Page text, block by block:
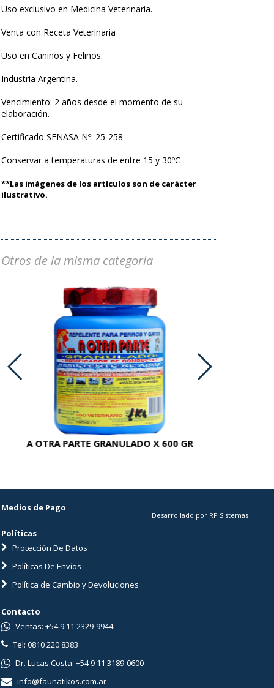
Uso exclusivo en Medicina Veterinaria.
Venta con Receta Veterinaria
Uso en Caninos y Felinos.
Industria Argentina.
Vencimiento: 2 años desde el momento de su
elaboración.
Certificado SENASA Nº: 25-258
Conservar a temperaturas de entre 15 y 30ºC
**Las imágenes de los artículos son de carácter
ilustrativo.
Otros de la misma categoria
A OTRA PARTE GRANULADO X 600 GR
Medios de Pago
Políticas
Protección De Datos
Políticas De Envíos
Política de Cambio y Devoluciones
Desarrollado por RP Sistemas
Contacto
Ventas: +54 9 11 2329-9944
Tel: 0810 220 8383
Dr. Lucas Costa: +54 9 11 3189-0600
info@faunatikos.com.ar